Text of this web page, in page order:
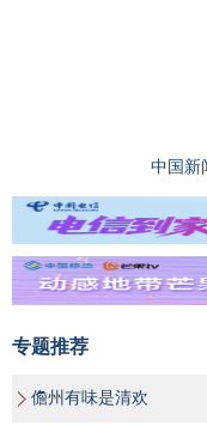
中国新
专题推荐
儋州有味是清欢